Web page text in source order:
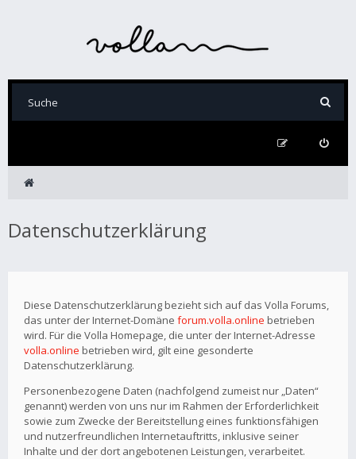
Datenschutzerklärung
Diese Datenschutzerklärung bezieht sich auf das Volla Forums,
das unter der Internet-Domäne forum.volla.online betrieben
wird. Für die Volla Homepage, die unter der Internet-Adresse
volla.online betrieben wird, gilt eine gesonderte
Datenschutzerklärung.
Personenbezogene Daten (nachfolgend zumeist nur „Daten“
genannt) werden von uns nur im Rahmen der Erforderlichkeit
sowie zum Zwecke der Bereitstellung eines funktionsfähigen
und nutzerfreundlichen Internetauftritts, inklusive seiner
Inhalte und der dort angebotenen Leistungen, verarbeitet.